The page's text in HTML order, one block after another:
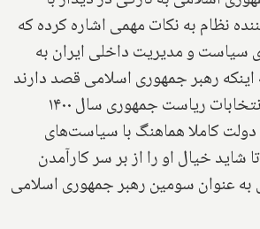
نظام به نکات مهمی اشاره کرده که
سیاست و مدیریت داخلی ایران به
رهبر جمهوری اسلامی قصد دارند
به هر نحو ممکن در انتخابات ریاست جمهوری سال ۱۴۰۰
کاملا هماهنگ با سیاست‌های
خیال او را از بر سر کارآمدن
عنوان سومین رهبر جمهوری اسلامی